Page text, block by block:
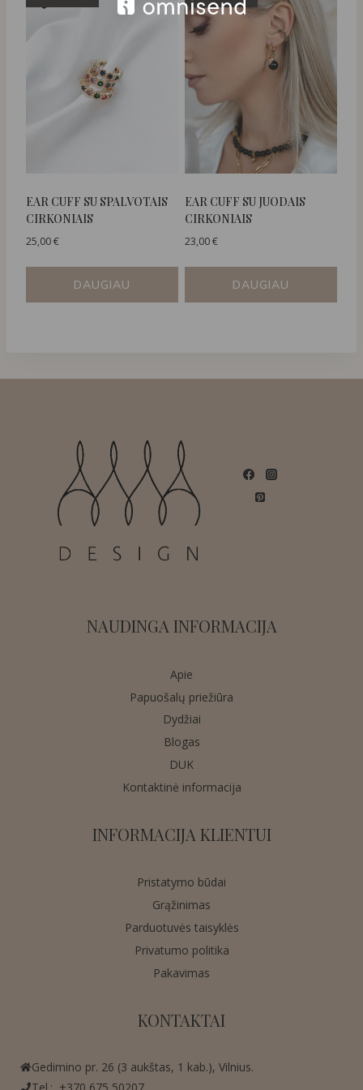
EAR CUFF SU SPALVOTAIS
CIRKONIAIS
25,00€
DAUGIAU
EAR CUFF SU JUODAIS
CIRKONIAIS
23,00€
DAUGIAU
NAUDINGA INFORMACIJA
Apie
Papuošalų priežiūra
Dydžiai
Blogas
DUK
Kontaktinė informacija
INFORMACIJA KLIENTUI
Pristatymo būdai
Grąžinimas
Parduotuvės taisyklės
Privatumo politika
Pakavimas
KONTAKTAI
Gedimino pr. 26 (3 aukštas, 1 kab.), Vilnius.